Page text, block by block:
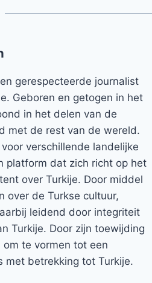
gerespecteerde journalist
Geboren en getogen in het
in het delen van de
met de rest van de wereld.
verschillende landelijke
platform dat zich richt op het
over Turkije. Door middel
over de Turkse cultuur,
leidend door integriteit
Turkije. Door zijn toewijding
te vormen tot een
met betrekking tot Turkije.